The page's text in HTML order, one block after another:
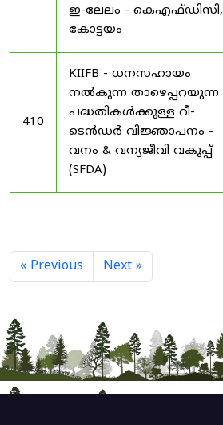
ഇ-ലേലം - കെഎഫ്ഡിസി,
കോട്ടയം
410
KIIFB - ധനസഹായം
നൽകുന്ന താഴെപ്പറയുന്ന
പദ്ധതികൾക്കുള്ള റീ-
ടെൻഡർ വിജ്ഞാപനം -
വനം & വന്യജീവി വകുപ്പ്
(SFDA)
« Previous Next »